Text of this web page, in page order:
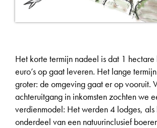
Het korte termijn nadeel is dat 1
euro’s op gaat leveren. Het lange
groter: de omgeving gaat er op vooruit.
achteruitgang in inkomsten zochten we
verdienmodel: Het werden 4 lodges,
onderdeel van een natuurinclusief